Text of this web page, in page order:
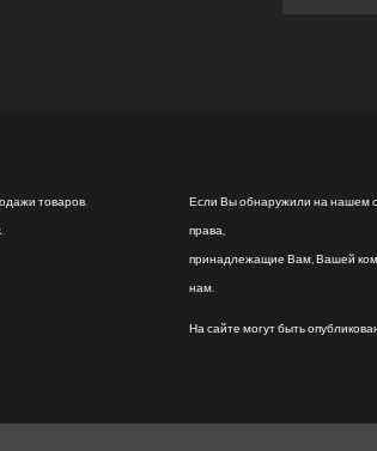
товаров.
Если Вы обнаружили на нашем
права,
принадлежащие Вам, Вашей
нам.
На сайте могут быть